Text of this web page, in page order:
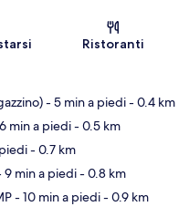
Ristoranti
- 5 min a piedi- 0.4 km
min a piedi- 0.5 km
- 0.7 km
9 min a piedi- 0.8 km
- 10 min a piedi- 0.9 km